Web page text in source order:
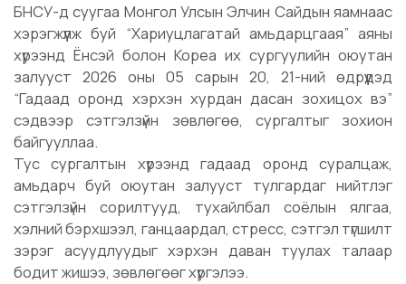
БНСУ-д суугаа Монгол Улсын Элчин Сайдын яамнаас
хэрэгжүүлж буй “Хариуцлагатай амьдарцгаая” аяны
хүрээнд Ёнсэй болон Кореа их сургуулийн оюутан
залууст 2026 оны 05 сарын 20, 21-ний өдрүүдэд
“Гадаад оронд хэрхэн хурдан дасан зохицох вэ”
сэдвээр сэтгэлзүйн зөвлөгөө, сургалтыг зохион
байгууллаа.
Тус сургалтын хүрээнд гадаад оронд суралцаж,
амьдарч буй оюутан залууст тулгардаг нийтлэг
сэтгэлзүйн сорилтууд, тухайлбал соёлын ялгаа,
хэлний бэрхшээл, ганцаардал, стресс, сэтгэл түгшилт
зэрэг асуудлуудыг хэрхэн даван туулах талаар
бодит жишээ, зөвлөгөөг хүргэлээ.